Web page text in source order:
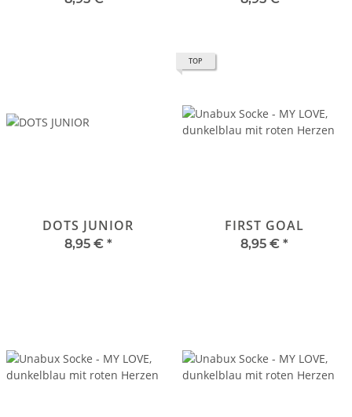
DOTS JUNIOR
8,95 € *
TOP
FIRST GOAL
8,95 € *